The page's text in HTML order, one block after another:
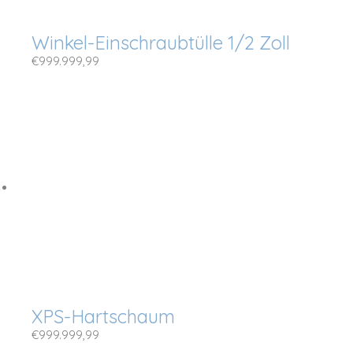
Winkel-Einschraubtülle 1/2 Zoll
€999.999,99
XPS-Hartschaum
€999.999,99